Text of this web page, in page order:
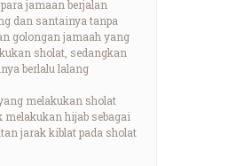
jamaan berjalan
dan santainya tanpa
golongan jamaah yang
sholat, sedangkan
berlalu lalang
melakukan sholat
melakukan hijab sebagai
jarak kiblat pada sholat